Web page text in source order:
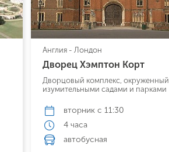
заявку
Англия - Лондон
Дворец Хэмптон Корт
Дворцовый комплекс, окруженный
изумительными садами и парками
вторник с 11:30
4 часа
автобусная